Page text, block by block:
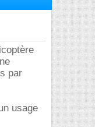
par
usage